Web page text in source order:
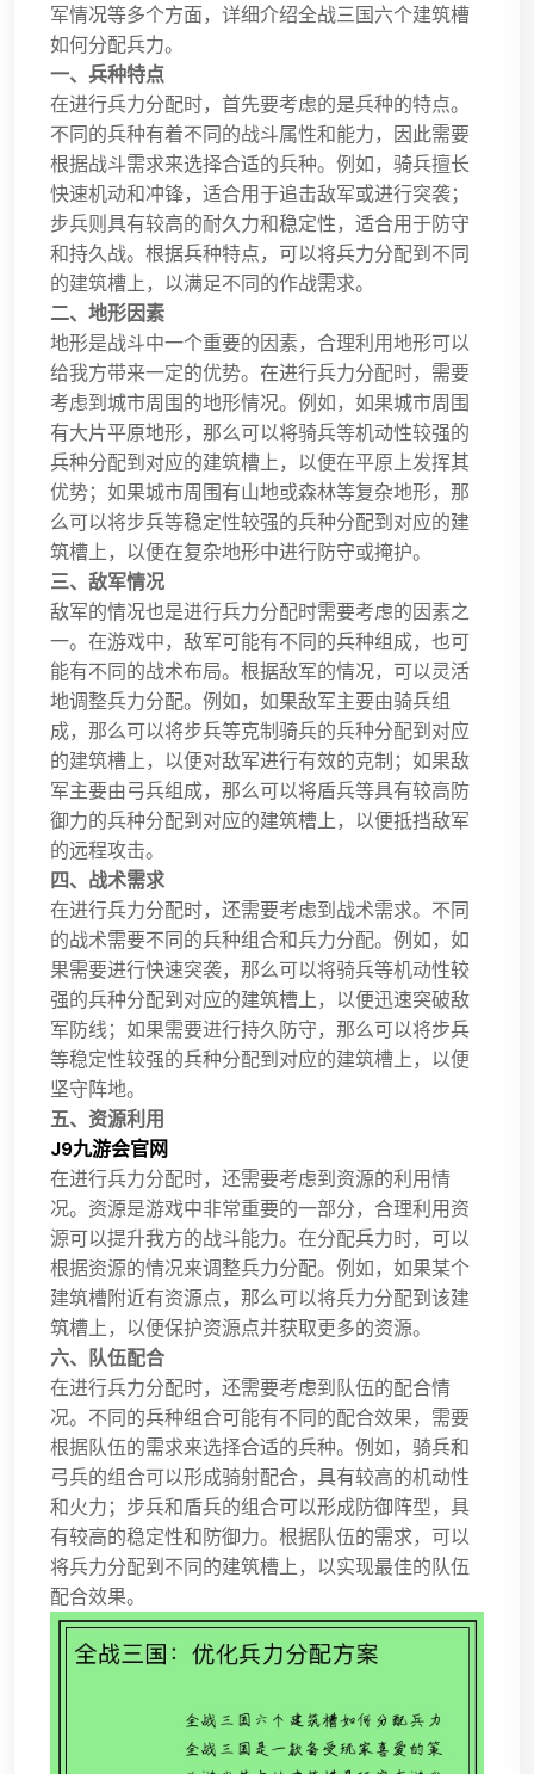
军情况等多个方面，详细介绍全战三国六个建筑槽
如何分配兵力。
一、兵种特点
在进行兵力分配时，首先要考虑的是兵种的特点。
不同的兵种有着不同的战斗属性和能力，因此需要
根据战斗需求来选择合适的兵种。例如，骑兵擅长
快速机动和冲锋，适合用于追击敌军或进行突袭；
步兵则具有较高的耐久力和稳定性，适合用于防守
和持久战。根据兵种特点，可以将兵力分配到不同
的建筑槽上，以满足不同的作战需求。
二、地形因素
地形是战斗中一个重要的因素，合理利用地形可以
给我方带来一定的优势。在进行兵力分配时，需要
考虑到城市周围的地形情况。例如，如果城市周围
有大片平原地形，那么可以将骑兵等机动性较强的
兵种分配到对应的建筑槽上，以便在平原上发挥其
优势；如果城市周围有山地或森林等复杂地形，那
么可以将步兵等稳定性较强的兵种分配到对应的建
筑槽上，以便在复杂地形中进行防守或掩护。
三、敌军情况
敌军的情况也是进行兵力分配时需要考虑的因素之
一。在游戏中，敌军可能有不同的兵种组成，也可
能有不同的战术布局。根据敌军的情况，可以灵活
地调整兵力分配。例如，如果敌军主要由骑兵组
成，那么可以将步兵等克制骑兵的兵种分配到对应
的建筑槽上，以便对敌军进行有效的克制；如果敌
军主要由弓兵组成，那么可以将盾兵等具有较高防
御力的兵种分配到对应的建筑槽上，以便抵挡敌军
的远程攻击。
四、战术需求
在进行兵力分配时，还需要考虑到战术需求。不同
的战术需要不同的兵种组合和兵力分配。例如，如
果需要进行快速突袭，那么可以将骑兵等机动性较
强的兵种分配到对应的建筑槽上，以便迅速突破敌
军防线；如果需要进行持久防守，那么可以将步兵
等稳定性较强的兵种分配到对应的建筑槽上，以便
坚守阵地。
五、资源利用
J9九游会官网
在进行兵力分配时，还需要考虑到资源的利用情
况。资源是游戏中非常重要的一部分，合理利用资
源可以提升我方的战斗能力。在分配兵力时，可以
根据资源的情况来调整兵力分配。例如，如果某个
建筑槽附近有资源点，那么可以将兵力分配到该建
筑槽上，以便保护资源点并获取更多的资源。
六、队伍配合
在进行兵力分配时，还需要考虑到队伍的配合情
况。不同的兵种组合可能有不同的配合效果，需要
根据队伍的需求来选择合适的兵种。例如，骑兵和
弓兵的组合可以形成骑射配合，具有较高的机动性
和火力；步兵和盾兵的组合可以形成防御阵型，具
有较高的稳定性和防御力。根据队伍的需求，可以
将兵力分配到不同的建筑槽上，以实现最佳的队伍
配合效果。